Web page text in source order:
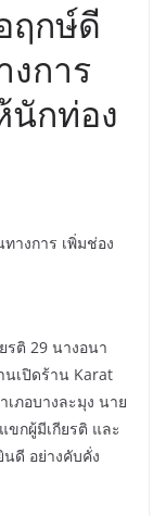
ฤกษ์ดี
งการ
นักท่อง
างการ เพิ่มช่อง
รติ 29 นางอนา
นเปิดร้าน Karat
ภอบางละมุง นาย
กผู้มีเกียรติ และ
ดี อย่างคับคั่ง